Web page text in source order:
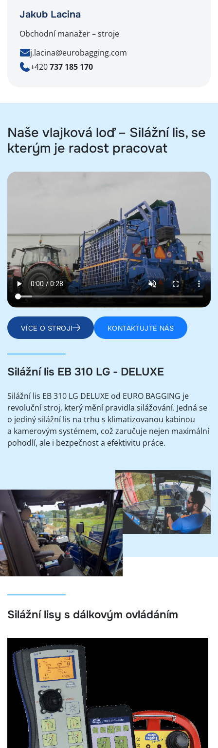
Jakub Lacina
Obchodní manažer – stroje
j.lacina@eurobagging.com
+420737 185 170
Naše vlajková loď – Silážní lis, se
kterým je radost pracovat
VÍCE O STROJI KONTAKTUJTE NÁS
Silážní lis EB 310 LG - DELUXE
Silážní lis EB 310 LG DELUXE od EURO BAGGING je
revoluční stroj, který mění pravidla silážování. Jedná se
o jediný silážní lis na trhu s klimatizovanou kabinou
a kamerovým systémem, což zaručuje nejen maximální
pohodlí, ale i bezpečnost a efektivitu práce.
Silážní lisy s dálkovým ovládáním